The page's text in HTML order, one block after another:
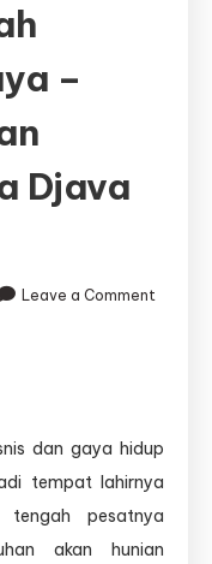
–
Djava
Leave a Comment
dan gaya hidup
tempat lahirnya
pesatnya
akan hunian